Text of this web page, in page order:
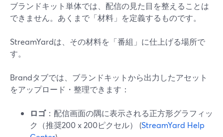
ブランドキット単体では、配信の見た目を整えることは
できません。あくまで「材料」を定義するものです。
StreamYardは、その材料を「番組」に仕上げる場所で
す。
Brandタブでは、ブランドキットから出力したアセット
をアップロード・整理できます：
ロゴ：配信画面の隅に表示される正方形グラフィッ
ク（推奨200 x 200ピクセル） (StreamYard Help